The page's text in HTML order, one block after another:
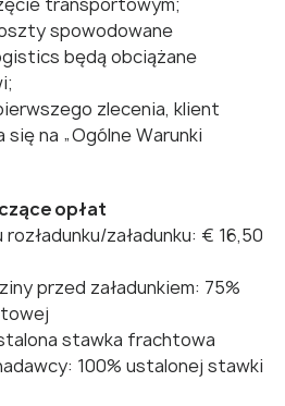
spowodowane
będą obciążane
zlecenia, klient
na „Ogólne Warunki
opłat
załadunku: € 16,50
przed załadunkiem: 75%
stawka frachtowa
100% ustalonej stawki